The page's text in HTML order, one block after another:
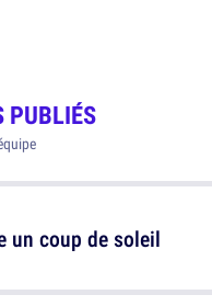
PUBLIÉS
un coup de soleil